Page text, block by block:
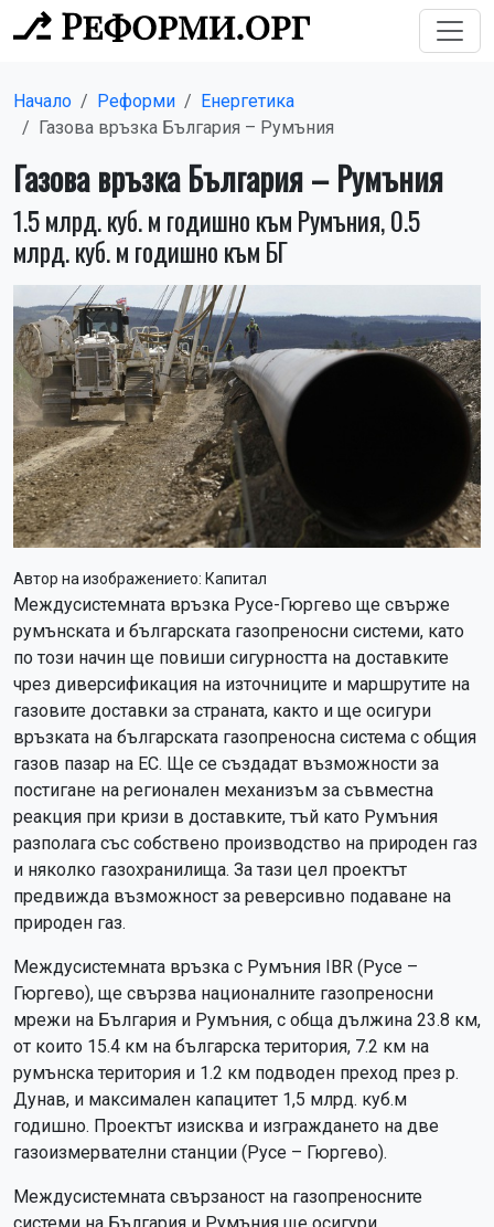
Начало Реформи
Енергетика
Газова връзка България – Румъния
Газова връзка България – Румъния
1.5 млрд. куб. м годишно към Румъния, 0.5
млрд. куб. м годишно към БГ
Автор на изображението: Капитал
Междусистемната връзка Русе-Гюргево ще свърже
румънската и българската газопреносни системи, като
по този начин ще повиши сигурността на доставките
чрез диверсификация на източниците и маршрутите на
газовите доставки за страната, както и ще осигури
връзката на българската газопреносна система с общия
газов пазар на ЕС. Ще се създадат възможности за
постигане на регионален механизъм за съвместна
реакция при кризи в доставките, тъй като Румъния
разполага със собствено производство на природен газ
и няколко газохранилища. За тази цел проектът
предвижда възможност за реверсивно подаване на
природен газ.
Междусистемната връзка с Румъния IBR (Русе –
Гюргево), ще свързва националните газопреносни
мрежи на България и Румъния, с обща дължина 23.8 км,
от които 15.4 км на българска територия, 7.2 км на
румънска територия и 1.2 км подводен преход през р.
Дунав, и максимален капацитет 1,5 млрд. куб.м
годишно. Проектът изисква и изграждането на две
газоизмервателни станции (Русе – Гюргево).
Междусистемната свързаност на газопреносните